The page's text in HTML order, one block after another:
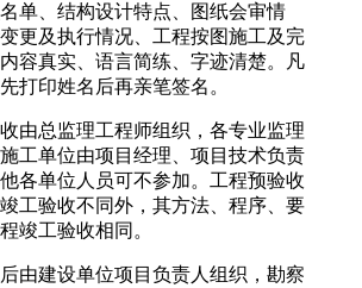
单、结构设计特点、图纸会审情
更及执行情况、工程按图施工及完
容真实、语言简练、字迹清楚。凡
打印姓名后再亲笔签名。
由总监理工程师组织，各专业监理
工单位由项目经理、项目技术负责
各单位人员可不参加。工程预验收
工验收不同外，其方法、程序、要
竣工验收相同。
由建设单位项目负责人组织，勘察